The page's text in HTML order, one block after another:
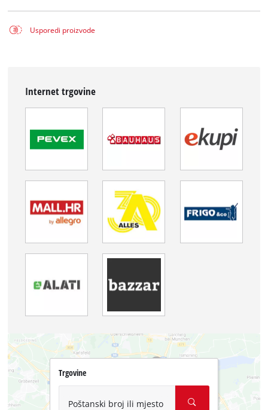
Usporedi proizvode
Internet trgovine
Trgovine
Poštanski broj ili mjesto